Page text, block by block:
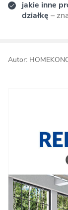
jakie inne
działkę –
Autor: